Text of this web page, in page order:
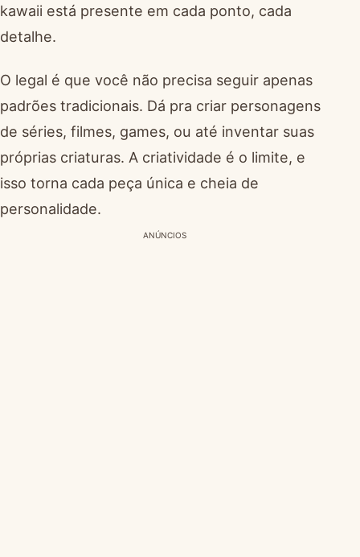
kawaii está presente em cada ponto, cada
detalhe.
O legal é que você não precisa seguir apenas
padrões tradicionais. Dá pra criar personagens
de séries, filmes, games, ou até inventar suas
próprias criaturas. A criatividade é o limite, e
isso torna cada peça única e cheia de
personalidade.
ANÚNCIOS